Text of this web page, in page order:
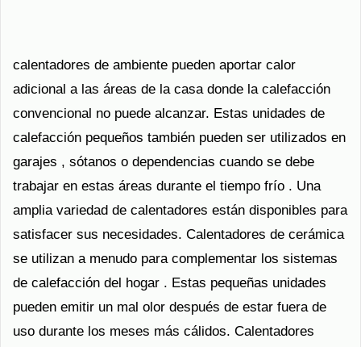
calentadores de ambiente pueden aportar calor
adicional a las áreas de la casa donde la calefacción
convencional no puede alcanzar. Estas unidades de
calefacción pequeños también pueden ser utilizados en
garajes , sótanos o dependencias cuando se debe
trabajar en estas áreas durante el tiempo frío . Una
amplia variedad de calentadores están disponibles para
satisfacer sus necesidades. Calentadores de cerámica
se utilizan a menudo para complementar los sistemas
de calefacción del hogar . Estas pequeñas unidades
pueden emitir un mal olor después de estar fuera de
uso durante los meses más cálidos. Calentadores